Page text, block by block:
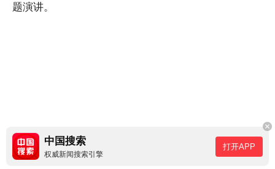
题演讲。
中国搜索
权威新闻搜索引擎
打开APP